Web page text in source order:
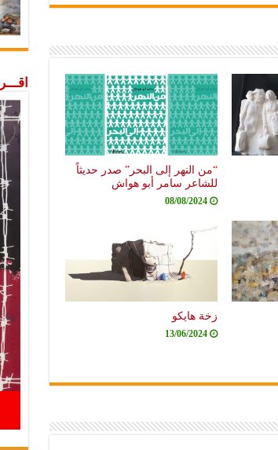
“من النهر إلى البحر” صدر حديثاً
للشاعر سامر أبو هواش
08/08/2024
زخة هايكو
13/06/2024